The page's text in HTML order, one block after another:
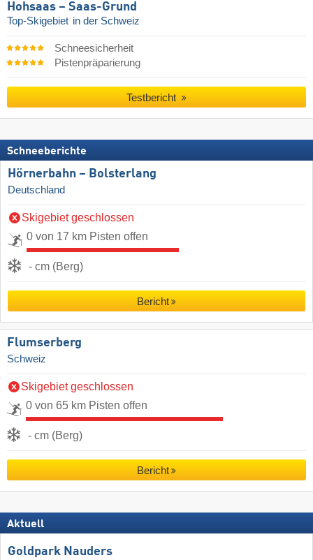
Hohsaas – Saas-Grund
Top-Skigebiet in der Schweiz
Schneesicherheit
Pistenpräparierung
Testbericht
Schneeberichte
Hörnerbahn – Bolsterlang
Deutschland
Skigebiet geschlossen
0 von 17 km Pisten offen
- cm (Berg)
Bericht
Flumserberg
Schweiz
Skigebiet geschlossen
0 von 65 km Pisten offen
- cm (Berg)
Bericht
Aktuell
Goldpark Nauders